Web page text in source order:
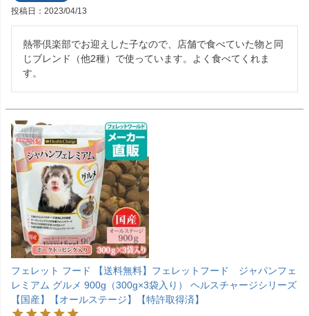
投稿日 2023/04/13
熱帯倶楽部でお迎えした子なので、店舗で食べていた物と同
じブレンド（他2種）で使っています。よく食べてくれま
す。
フェレット フード 【送料無料】フェレットフード ジャパンフェ
レミアム グルメ 900g（300g×3袋入り） ヘルスチャージシリーズ
【国産】【オールステージ】【特許取得済】